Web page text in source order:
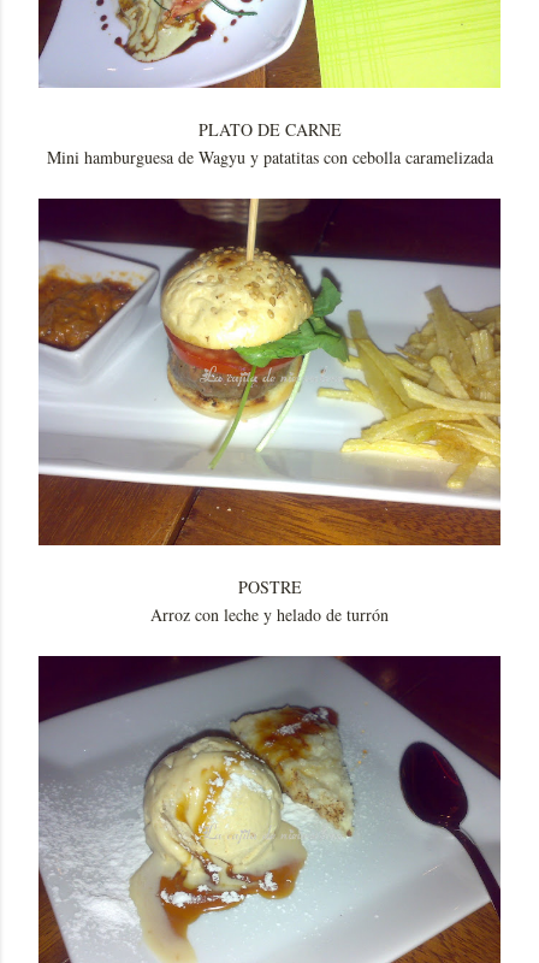
PLATO DE CARNE
Mini hamburguesa de Wagyu y patatitas con cebolla caramelizada
POSTRE
Arroz con leche y helado de turrón